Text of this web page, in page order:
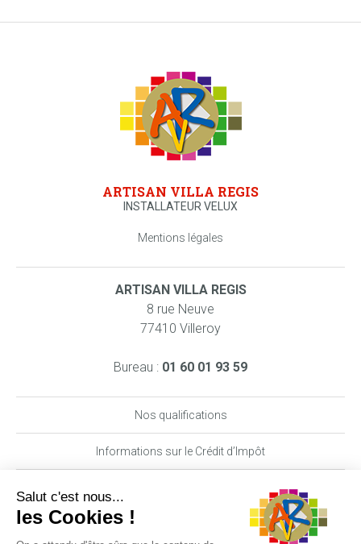
ARTISAN VILLA REGIS
INSTALLATEUR VELUX
Mentions légales
ARTISAN VILLA REGIS
8 rue Neuve
77410 Villeroy
Bureau : 01 60 01 93 59
Nos qualifications
Informations sur le Crédit d’Impôt